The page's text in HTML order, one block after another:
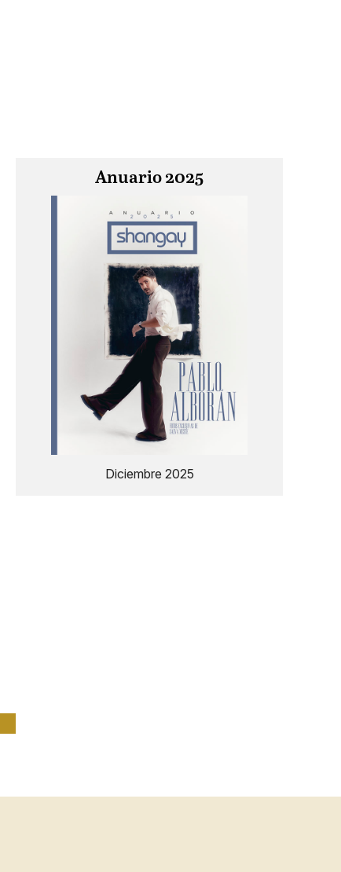
Anuario 2025
Diciembre 2025